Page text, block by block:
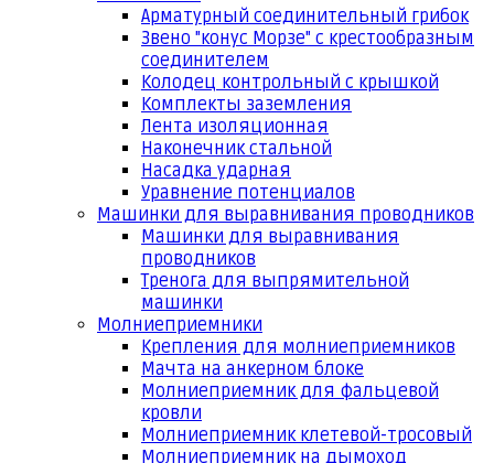
Арматурный соединительный грибок
Звено "конус Морзе" с крестообразным
соединителем
Колодец контрольный с крышкой
Комплекты заземления
Лента изоляционная
Наконечник стальной
Насадка ударная
Уравнение потенциалов
Машинки для выравнивания проводников
Машинки для выравнивания
проводников
Тренога для выпрямительной
машинки
Молниеприемники
Крепления для молниеприемников
Мачта на анкерном блоке
Молниеприемник для фальцевой
кровли
Молниеприемник клетевой-тросовый
Молниеприемник на дымоход